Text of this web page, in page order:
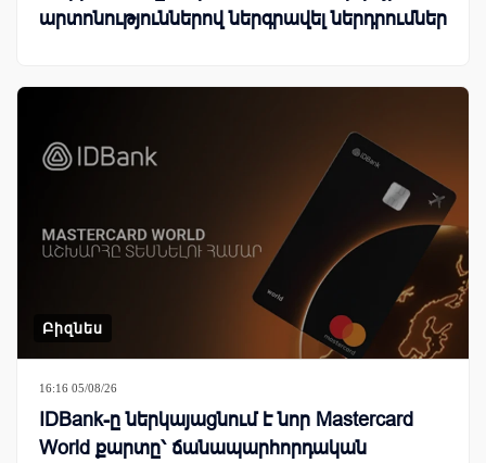
արտոնություններով ներգրավել ներդրումներ
Բիզնես
16:16 05/08/26
IDBank-ը ներկայացնում է նոր Mastercard
World քարտը՝ ճանապարհորդական